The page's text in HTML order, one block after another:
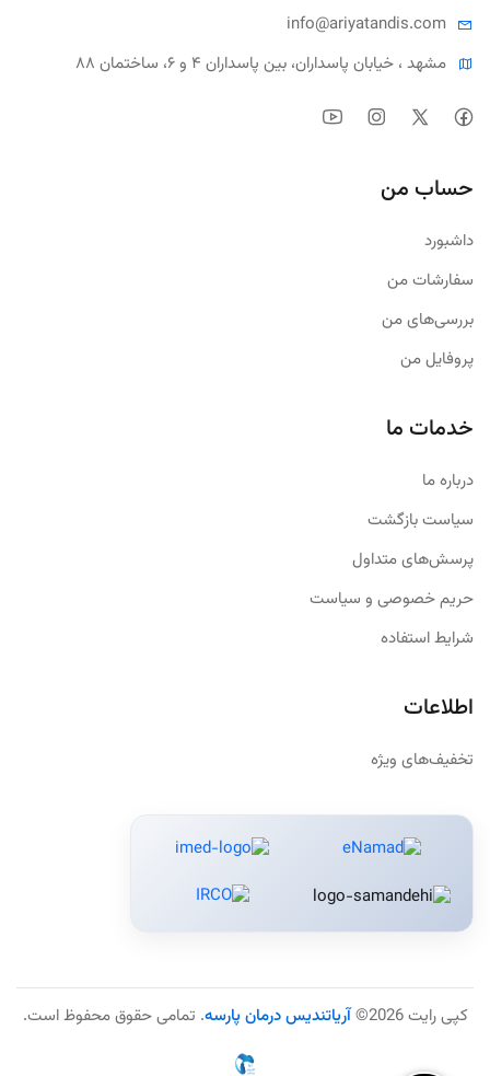
info@ariyatandis.com
مشهد ، خیابان پاسداران، بین پاسداران ۴ و ۶، ساختمان ۸۸
حساب من
داشبورد
سفارشات من
بررسی‌های من
پروفایل من
خدمات ما
درباره ما
سیاست بازگشت
پرسش‌های متداول
حریم خصوصی و سیاست
شرایط استفاده
اطلاعات
تخفیف‌های ویژه
کپی رایت 2026© آریاتندیس درمان پارسه. تمامی حقوق محفوظ است.